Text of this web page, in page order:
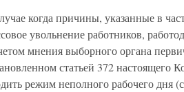
когда причины, указанные в
увольнение работников,
мнения выборного органа
статьей 372 настоящего
режим неполного рабочего дня